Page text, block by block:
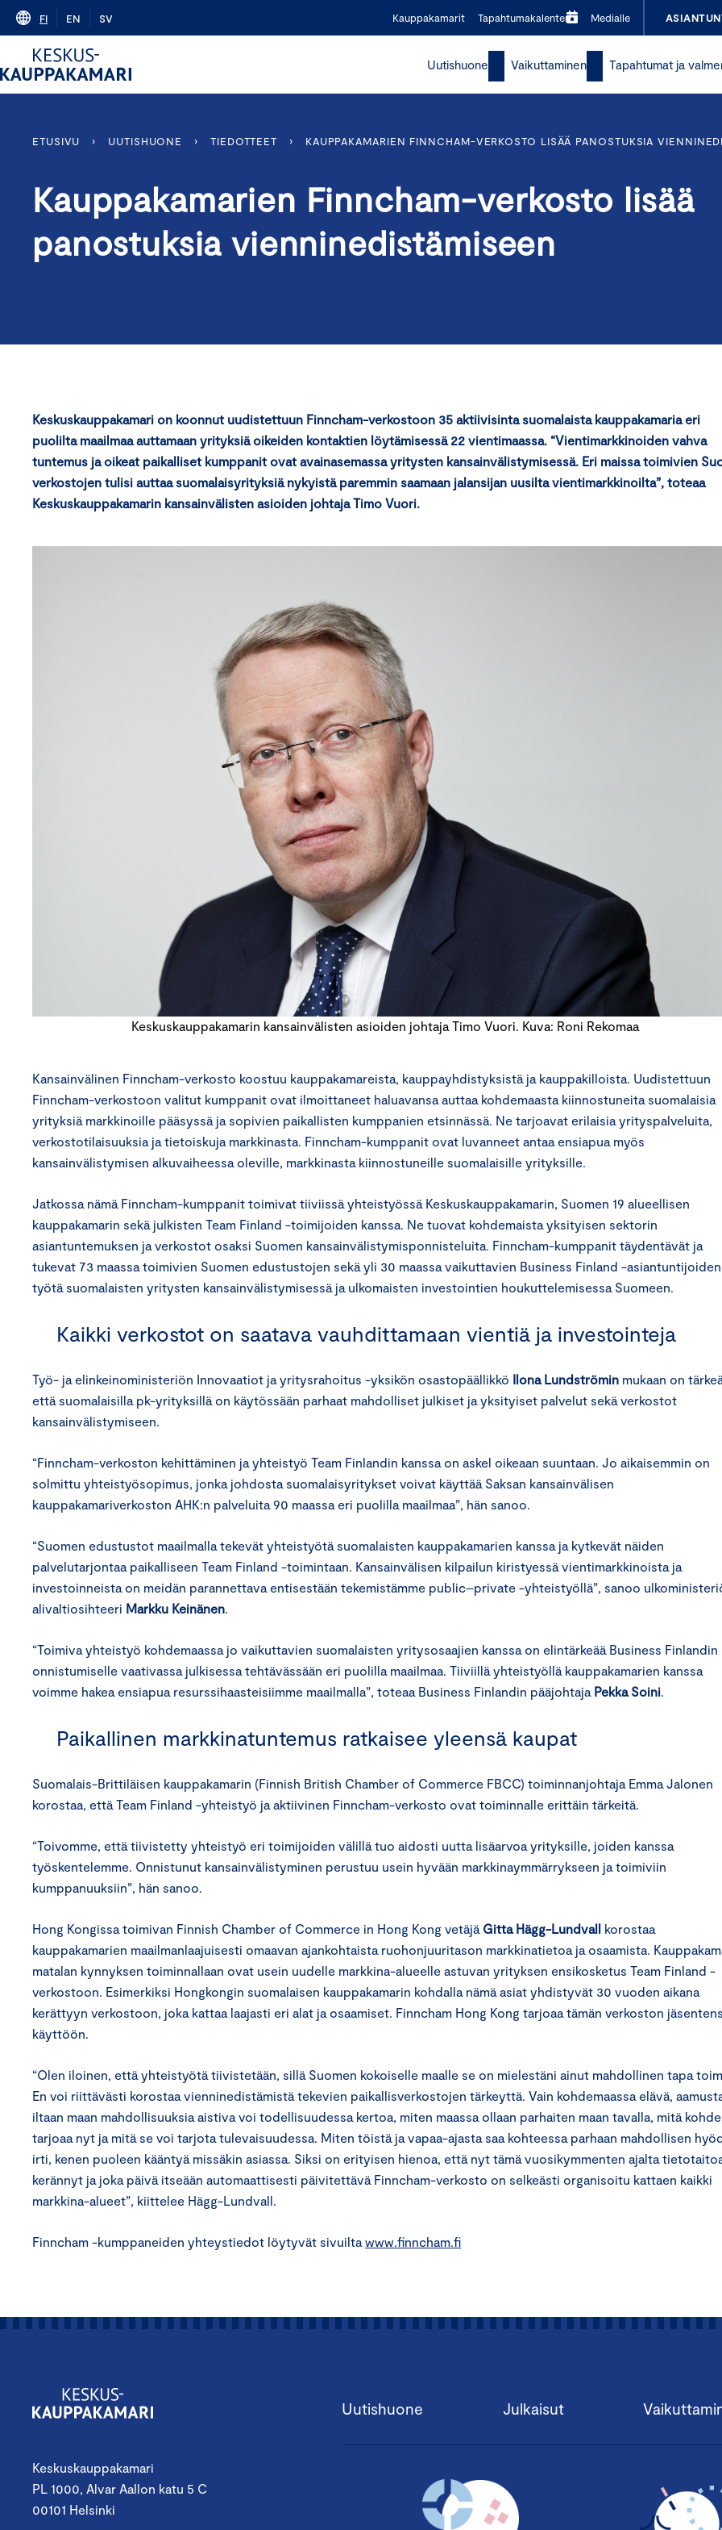
Skip
content
FI EN SV Kauppakamarit Tapahtumakalenteri Medialle
Uutishuone Vaikuttaminen Tapahtumat ja
ETUSIVU › UUTISHUONE › TIEDOTTEET › KAUPPAKAMARIEN FINNCHAM-VERKOSTO LISÄÄ PANOSTUKSIA
Kauppakamarien Finncham-verkosto lisää
panostuksia vienninedistämiseen
Keskuskauppakamari on koonnut uudistettuun Finncham-verkostoon 35 aktiivisinta suomalaista kauppakamaria eri
puolilta maailmaa auttamaan yrityksiä oikeiden kontaktien löytämisessä 22 vientimaassa. “Vientimarkkinoiden vahva
tuntemus ja oikeat paikalliset kumppanit ovat avainasemassa yritysten kansainvälistymisessä. Eri maissa toimivien
verkostojen tulisi auttaa suomalaisyrityksiä nykyistä paremmin saamaan jalansijan uusilta vientimarkkinoilta”, toteaa
Keskuskauppakamarin kansainvälisten asioiden johtaja Timo Vuori.
Keskuskauppakamarin kansainvälisten asioiden johtaja Timo Vuori. Kuva: Roni Rekomaa
Kansainvälinen Finncham-verkosto koostuu kauppakamareista, kauppayhdistyksistä ja kauppakilloista. Uudistettuun
Finncham-verkostoon valitut kumppanit ovat ilmoittaneet haluavansa auttaa kohdemaasta kiinnostuneita suomalaisia
yrityksiä markkinoille pääsyssä ja sopivien paikallisten kumppanien etsinnässä. Ne tarjoavat erilaisia yrityspalveluita,
verkostotilaisuuksia ja tietoiskuja markkinasta. Finncham-kumppanit ovat luvanneet antaa ensiapua myös
kansainvälistymisen alkuvaiheessa oleville, markkinasta kiinnostuneille suomalaisille yrityksille.
Jatkossa nämä Finncham-kumppanit toimivat tiiviissä yhteistyössä Keskuskauppakamarin, Suomen 19 alueellisen
kauppakamarin sekä julkisten Team Finland -toimijoiden kanssa. Ne tuovat kohdemaista yksityisen sektorin
asiantuntemuksen ja verkostot osaksi Suomen kansainvälistymisponnisteluita. Finncham-kumppanit täydentävät ja
tukevat 73 maassa toimivien Suomen edustustojen sekä yli 30 maassa vaikuttavien Business Finland -asiantuntijoiden
työtä suomalaisten yritysten kansainvälistymisessä ja ulkomaisten investointien houkuttelemisessa Suomeen.
Kaikki verkostot on saatava vauhdittamaan vientiä ja investointeja
Työ- ja elinkeinoministeriön Innovaatiot ja yritysrahoitus -yksikön osastopäällikkö Ilona Lundströmin mukaan on
että suomalaisilla pk-yrityksillä on käytössään parhaat mahdolliset julkiset ja yksityiset palvelut sekä verkostot
kansainvälistymiseen.
“Finncham-verkoston kehittäminen ja yhteistyö Team Finlandin kanssa on askel oikeaan suuntaan. Jo aikaisemmin on
solmittu yhteistyösopimus, jonka johdosta suomalaisyritykset voivat käyttää Saksan kansainvälisen
kauppakamariverkoston AHK:n palveluita 90 maassa eri puolilla maailmaa”, hän sanoo.
“Suomen edustustot maailmalla tekevät yhteistyötä suomalaisten kauppakamarien kanssa ja kytkevät näiden
palvelutarjontaa paikalliseen Team Finland -toimintaan. Kansainvälisen kilpailun kiristyessä vientimarkkinoista ja
investoinneista on meidän parannettava entisestään tekemistämme public–private -yhteistyöllä”, sanoo
alivaltiosihteeri Markku Keinänen.
“Toimiva yhteistyö kohdemaassa jo vaikuttavien suomalaisten yritysosaajien kanssa on elintärkeää Business Finlandin
onnistumiselle vaativassa julkisessa tehtävässään eri puolilla maailmaa. Tiiviillä yhteistyöllä kauppakamarien kanssa
voimme hakea ensiapua resurssihaasteisiimme maailmalla”, toteaa Business Finlandin pääjohtaja Pekka Soini.
Paikallinen markkinatuntemus ratkaisee yleensä kaupat
Suomalais-Brittiläisen kauppakamarin (Finnish British Chamber of Commerce FBCC) toiminnanjohtaja Emma Jalonen
korostaa, että Team Finland -yhteistyö ja aktiivinen Finncham-verkosto ovat toiminnalle erittäin tärkeitä.
“Toivomme, että tiivistetty yhteistyö eri toimijoiden välillä tuo aidosti uutta lisäarvoa yrityksille, joiden kanssa
työskentelemme. Onnistunut kansainvälistyminen perustuu usein hyvään markkinaymmärrykseen ja toimiviin
kumppanuuksiin”, hän sanoo.
Hong Kongissa toimivan Finnish Chamber of Commerce in Hong Kong vetäjä Gitta Hägg-Lundvall korostaa
kauppakamarien maailmanlaajuisesti omaavan ajankohtaista ruohonjuuritason markkinatietoa ja osaamista.
matalan kynnyksen toiminnallaan ovat usein uudelle markkina-alueelle astuvan yrityksen ensikosketus Team Finland -
verkostoon. Esimerkiksi Hongkongin suomalaisen kauppakamarin kohdalla nämä asiat yhdistyvät 30 vuoden aikana
kerättyyn verkostoon, joka kattaa laajasti eri alat ja osaamiset. Finncham Hong Kong tarjoaa tämän verkoston
käyttöön.
“Olen iloinen, että yhteistyötä tiivistetään, sillä Suomen kokoiselle maalle se on mielestäni ainut mahdollinen tapa
En voi riittävästi korostaa vienninedistämistä tekevien paikallisverkostojen tärkeyttä. Vain kohdemaassa elävä,
iltaan maan mahdollisuuksia aistiva voi todellisuudessa kertoa, miten maassa ollaan parhaiten maan tavalla, mitä kohde
tarjoaa nyt ja mitä se voi tarjota tulevaisuudessa. Miten töistä ja vapaa-ajasta saa kohteessa parhaan mahdollisen
irti, kenen puoleen kääntyä missäkin asiassa. Siksi on erityisen hienoa, että nyt tämä vuosikymmenten ajalta
kerännyt ja joka päivä itseään automaattisesti päivitettävä Finncham-verkosto on selkeästi organisoitu kattaen kaikki
markkina-alueet”, kiittelee Hägg-Lundvall.
Finncham -kumppaneiden yhteystiedot löytyvät sivuilta www.finncham.fi
Keskuskauppakamari
PL 1000, Alvar Aallon katu 5 C
00101 Helsinki
Uutishuone Julkaisut